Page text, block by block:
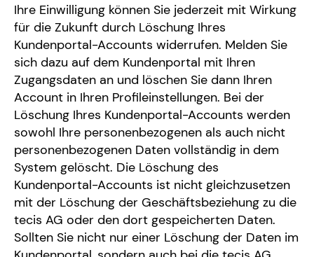
Ihre Einwilligung können Sie jederzeit mit Wirkung
für die Zukunft durch Löschung Ihres
Kundenportal-Accounts widerrufen. Melden Sie
sich dazu auf dem Kundenportal mit Ihren
Zugangsdaten an und löschen Sie dann Ihren
Account in Ihren Profileinstellungen. Bei der
Löschung Ihres Kundenportal-Accounts werden
sowohl Ihre personenbezogenen als auch nicht
personenbezogenen Daten vollständig in dem
System gelöscht. Die Löschung des
Kundenportal-Accounts ist nicht gleichzusetzen
mit der Löschung der Geschäftsbeziehung zu die
tecis AG oder den dort gespeicherten Daten.
Sollten Sie nicht nur einer Löschung der Daten im